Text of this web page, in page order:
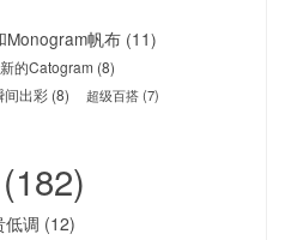
Monogram帆布 (11)
的Catogram (8)
间出彩 (8) 超级百搭(7)
(182)
低调 (12)